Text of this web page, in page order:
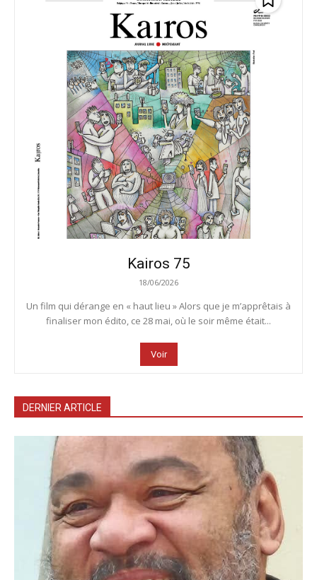
Kairos 75
18/06/2026
Un film qui dérange en « haut lieu » Alors que je m’apprêtais à
finaliser mon édito, ce 28 mai, où le soir même était...
Voir
DERNIER ARTICLE